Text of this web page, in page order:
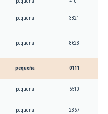
pequeña 4101
pequeña 3821
pequeña 8623
pequeña 0111
pequeña 5510
pequeña 2367